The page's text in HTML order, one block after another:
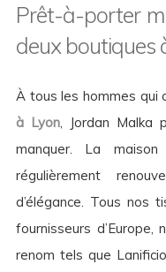
Prêt-à-porter
deux boutiques
À tous les hommes qui
à Lyon, Jordan Malka
manquer. La
régulièrement
d’élégance. Tous nos
fournisseurs
renom tels que